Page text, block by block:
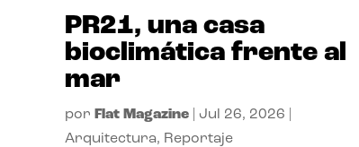
PR21, una casa
bioclimática frente al
mar
por Flat Magazine| Jul 26, 2026
Arquitectura, Reportaje